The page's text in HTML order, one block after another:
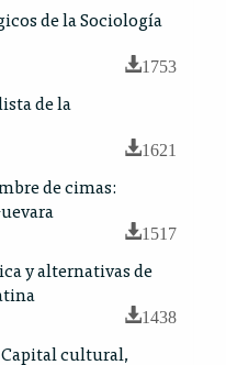
de la Sociología
1753
de la
1621
de cimas:
1517
y alternativas de
1438
Capital cultural,